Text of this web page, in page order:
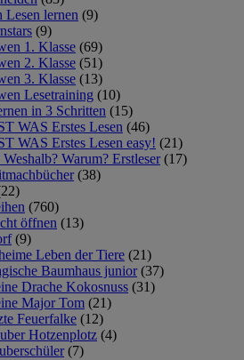
Lesen lernen (9)
(9)
1. Klasse (69)
2. Klasse (51)
3. Klasse (13)
Lesetraining (10)
in 3 Schritten (15)
WAS Erstes Lesen (46)
WAS Erstes Lesen easy! (21)
Weshalb? Warum? Erstleser (17)
(38)
(760)
öffnen (13)
(9)
Leben der Tiere (21)
Baumhaus junior (37)
Drache Kokosnuss (31)
Major Tom (21)
Feuerfalke (12)
Hotzenplotz (4)
(7)